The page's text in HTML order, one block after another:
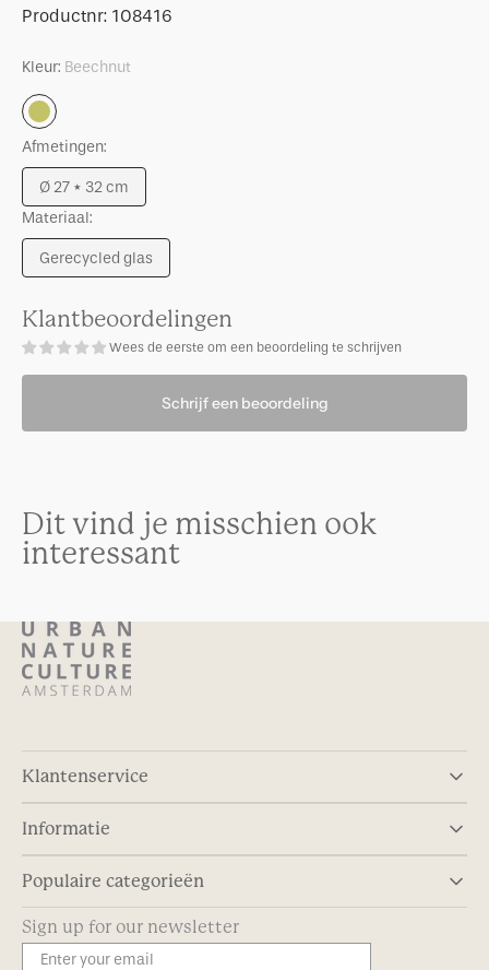
Vaas
Beechnut
voor
Productnummer:
Productnr: 108416
Kleur: Beechnut
Beechnut
Afmetingen:
Ø 27 * 32 cm
Uitverkocht
Materiaal:
Gerecycled glas
Uitverkocht
Klantbeoordelingen
Wees de eerste om een beoordeling te schrijven
Schrijf een beoordeling
Dit vind je misschien ook
interessant
Klantenservice
Informatie
Populaire categorieën
Sign up for our newsletter